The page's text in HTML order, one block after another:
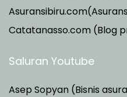
Catatanasso.com (Blog
Saluran Youtube
Asep Sopyan (Bisnis